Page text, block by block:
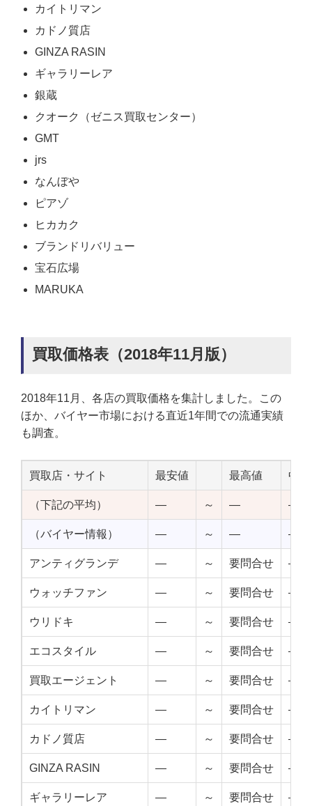
カイトリマン
カドノ質店
GINZA RASIN
ギャラリーレア
銀蔵
クオーク（ゼニス買取センター）
GMT
jrs
なんぼや
ピアゾ
ヒカカク
ブランドリバリュー
宝石広場
MARUKA
買取価格表（2018年11月版）
2018年11月、各店の買取価格を集計しました。この
ほか、バイヤー市場における直近1年間での流通実績
も調査。
買取店・サイト 最安値 最高値 中
（下記の平均） — ～ — —
（バイヤー情報） — ～ — —
アンティグランデ — ～ 要問合せ —
ウォッチファン — ～ 要問合せ —
ウリドキ — ～ 要問合せ —
エコスタイル — ～ 要問合せ —
買取エージェント — ～ 要問合せ —
カイトリマン — ～ 要問合せ —
カドノ質店 — ～ 要問合せ —
GINZA RASIN — ～ 要問合せ —
ギャラリーレア — ～ 要問合せ —